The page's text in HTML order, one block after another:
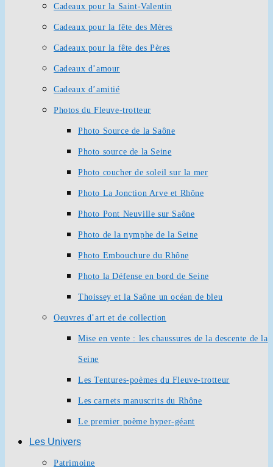
Cadeaux pour la Saint-Valentin
Cadeaux pour la fête des Mères
Cadeaux pour la fête des Pères
Cadeaux d’amour
Cadeaux d’amitié
Photos du Fleuve-trotteur
Photo Source de la Saône
Photo source de la Seine
Photo coucher de soleil sur la mer
Photo La Jonction Arve et Rhône
Photo Pont Neuville sur Saône
Photo de la nymphe de la Seine
Photo Embouchure du Rhône
Photo la Défense en bord de Seine
Thoissey et la Saône un océan de bleu
Oeuvres d’art et de collection
Mise en vente : les chaussures de la descente de la
Seine
Les Tentures-poèmes du Fleuve-trotteur
Les carnets manuscrits du Rhône
Le premier poème hyper-géant
Les Univers
Patrimoine